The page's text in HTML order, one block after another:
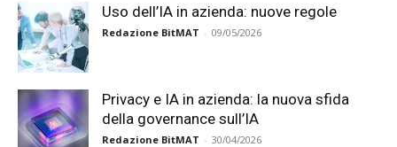
Uso dell’IA in azienda: nuove regole
Redazione BitMAT - 09/05/2026
Privacy e IA in azienda: la nuova sfida
della governance sull’IA
Redazione BitMAT - 30/04/2026